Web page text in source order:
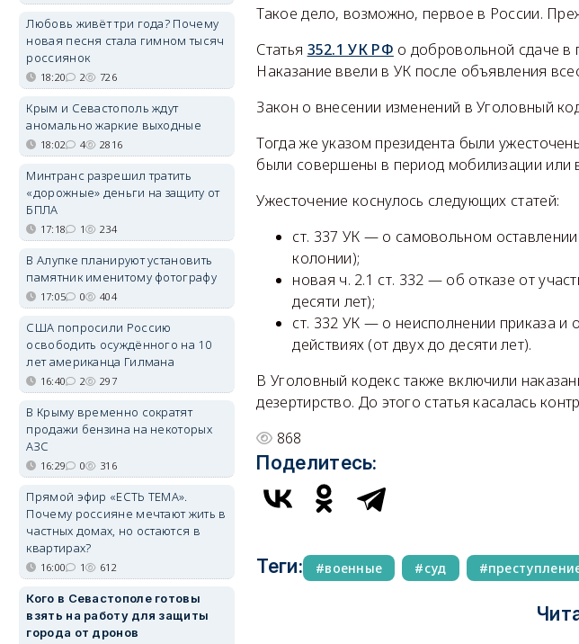
Такое дело, возможно, первое в России.
Статья 352.1 УК РФ о добровольной сдаче в
Наказание ввели в УК после объявления
Закон о внесении изменений в Уголовный
Тогда же указом президента были
были совершены в период мобилизации или
Ужесточение коснулось следующих статей:
ст. 337 УК — о самовольном
колонии);
новая ч. 2.1 ст. 332 — об отказе от
десяти лет);
ст. 332 УК — о неисполнении приказа и
действиях (от двух до десяти лет).
В Уголовный кодекс также включили
дезертирство. До этого статья касалась
868
Поделитесь:
Теги: военные суд
Любовь живёт три года? Почему
новая песня стала гимном тысяч
россиянок
18:20 2 726
Крым и Севастополь ждут
аномально жаркие выходные
18:02 4 2816
Минтранс разрешил тратить
«дорожные» деньги на защиту от
БПЛА
17:18 1 234
В Алупке планируют установить
памятник именитому фотографу
17:05 0 404
США попросили Россию
освободить осуждённого на 10
лет американца Гилмана
16:40 2 297
В Крыму временно сократят
продажи бензина на некоторых
АЗС
16:29 0 316
Прямой эфир «ЕСТЬ ТЕМА».
Почему россияне мечтают жить в
частных домах, но остаются в
квартирах?
16:00 1 612
Кого в Севастополе готовы
взять на работу для защиты
города от дронов